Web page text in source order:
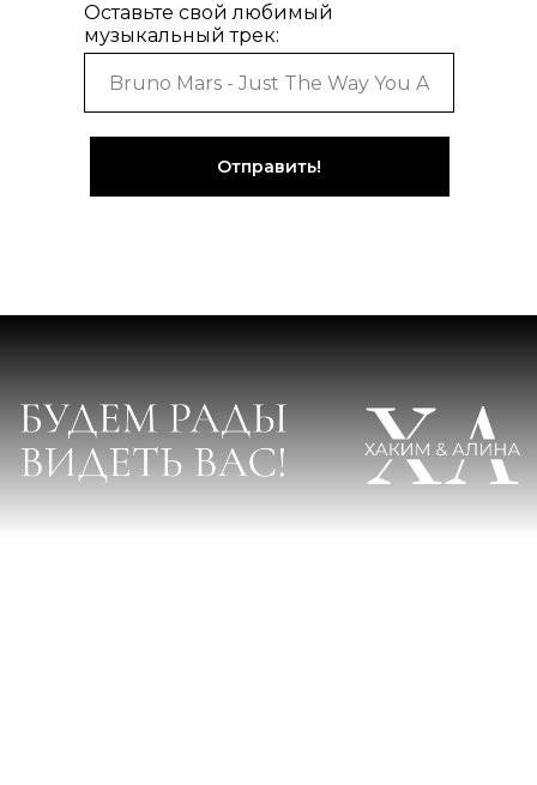
Оставьте свой любимый
музыкальный трек:
Отправить!